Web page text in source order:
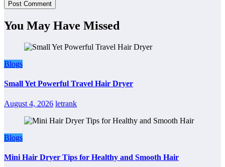
You May Have Missed
Blogs
Small Yet Powerful Travel Hair Dryer
August 4, 2026 letrank
Blogs
Mini Hair Dryer Tips for Healthy and Smooth Hair